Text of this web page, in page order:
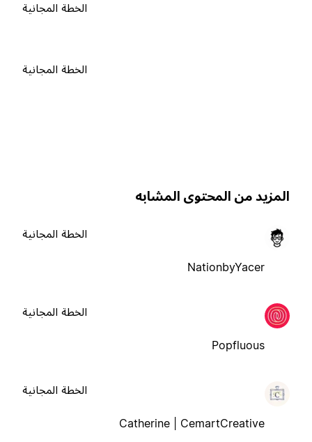
الخطة المجانية
الخطة المجانية
من المحتوى المشابه
NationbyYacer
الخطة المجانية
Popfluous
الخطة المجانية
Catherine | CemartCreative
الخطة المجانية